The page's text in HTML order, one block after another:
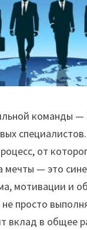
команды —
от
мечты — это
мотивации и
просто
вклад в общее